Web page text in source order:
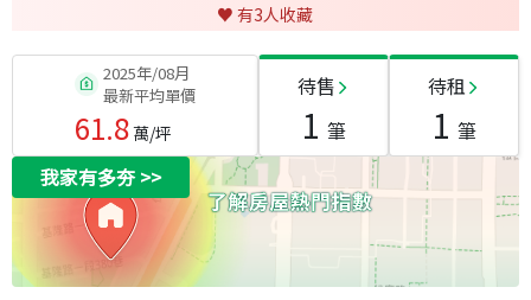
♥️ 有3人收藏
2025年/08月
最新平均單價
61.8萬/坪
待售
1 筆
待租
1 筆
我家有多夯>>